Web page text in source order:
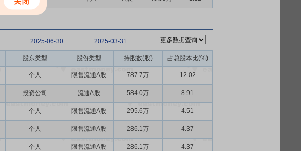
2025-06-30 2025-03-31
股东类型 股份类型 持股数(股) 占总股本比(%)
个人 限售流通A股 787.7万 12.02
投资公司 流通A股 584.0万 8.91
个人 限售流通A股 295.6万 4.51
个人 限售流通A股 286.1万 4.37
个人 限售流通A股 286.1万 4.37